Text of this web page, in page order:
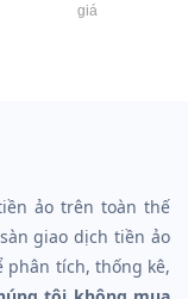
giá
ảo trên toàn thế
giao dịch tiền ảo
phân tích, thống kê,